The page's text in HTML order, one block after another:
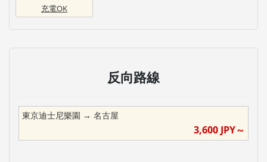
充電OK
反向路線
東京迪士尼樂園 → 名古屋
3,600 JPY～